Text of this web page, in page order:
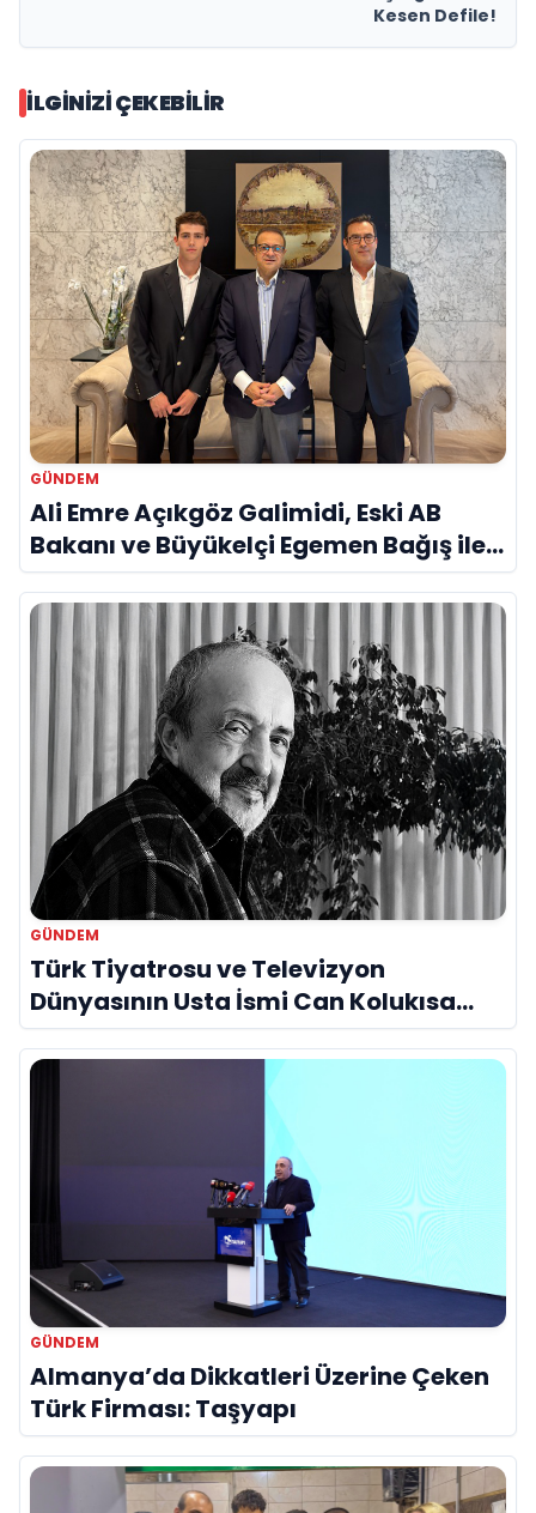
Kesen Defile!
İLGINIZI ÇEKEBILIR
GÜNDEM
Ali Emre Açıkgöz Galimidi, Eski AB
Bakanı ve Büyükelçi Egemen Bağış ile
Bir Araya Geldi
GÜNDEM
Türk Tiyatrosu ve Televizyon
Dünyasının Usta İsmi Can Kolukısa
Hayatını Kaybetti
GÜNDEM
Almanya’da Dikkatleri Üzerine Çeken
Türk Firması: Taşyapı